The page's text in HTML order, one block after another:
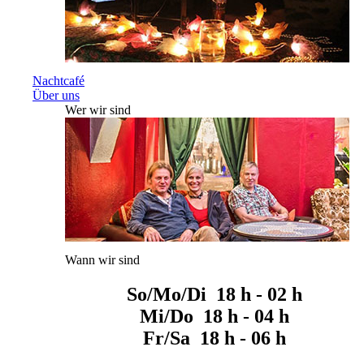
Nachtcafé
Über uns
Wer wir sind
Wann wir sind
So/Mo/Di 18 h - 02 h
Mi/Do 18 h - 04 h
Fr/Sa 18 h - 06 h